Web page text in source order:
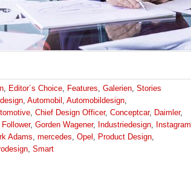
, Editor´s Choice, Features, Galerien, Stories
, Automobil , Automobildesign,
, Chief Design Officer, Conceptcar, Daimler,
Follower, Gorden Wagener, Industriedesign, Instagram
Adams, mercedes, Opel , Product Design,
, Smart